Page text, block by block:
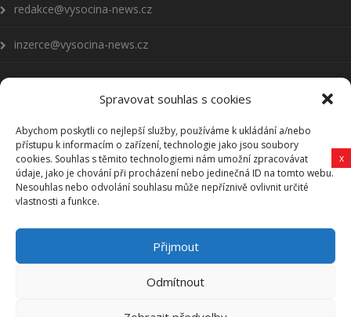
Spravovat souhlas s cookies
Abychom poskytli co nejlepší služby, používáme k ukládání a/nebo
přístupu k informacím o zařízení, technologie jako jsou soubory
cookies. Souhlas s těmito technologiemi nám umožní zpracovávat
údaje, jako je chování při procházení nebo jedinečná ID na tomto webu.
Nesouhlas nebo odvolání souhlasu může nepříznivě ovlivnit určité
vlastnosti a funkce.
Přijmout
Odmítnout
redakce@vysocina-news.cz
inzerce@vysocina-news.cz
Přihlásit se k odběru novinek
Všeobecné podmínky
Vysočina-news.cz
Zpravodajství z Vysočiny
x